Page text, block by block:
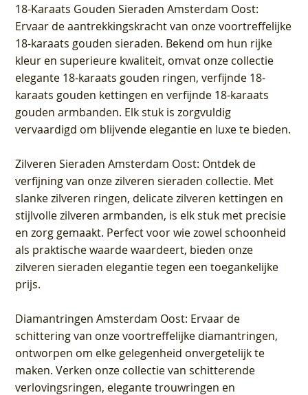
18-Karaats Gouden Sieraden Amsterdam Oost:
Ervaar de aantrekkingskracht van onze voortreffelijke
18-karaats gouden sieraden. Bekend om hun rijke
kleur en superieure kwaliteit, omvat onze collectie
elegante 18-karaats gouden ringen, verfijnde 18-
karaats gouden kettingen en verfijnde 18-karaats
gouden armbanden. Elk stuk is zorgvuldig
vervaardigd om blijvende elegantie en luxe te bieden.
Zilveren Sieraden Amsterdam Oost: Ontdek de
verfijning van onze zilveren sieraden collectie. Met
slanke zilveren ringen, delicate zilveren kettingen en
stijlvolle zilveren armbanden, is elk stuk met precisie
en zorg gemaakt. Perfect voor wie zowel schoonheid
als praktische waarde waardeert, bieden onze
zilveren sieraden elegantie tegen een toegankelijke
prijs.
Diamantringen Amsterdam Oost: Ervaar de
schittering van onze voortreffelijke diamantringen,
ontworpen om elke gelegenheid onvergetelijk te
maken. Verken onze collectie van schitterende
verlovingsringen, elegante trouwringen en